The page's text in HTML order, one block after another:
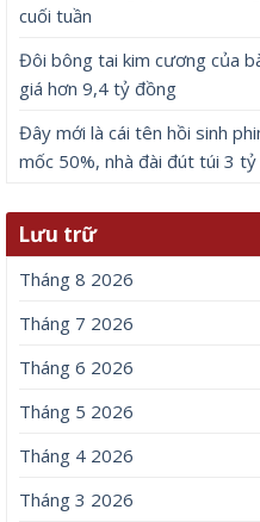
cuối tuần
Đôi bông tai kim cương của
giá hơn 9,4 tỷ đồng
Đây mới là cái tên hồi sinh
mốc 50%, nhà đài đút túi 3
Lưu trữ
Tháng 8 2026
Tháng 7 2026
Tháng 6 2026
Tháng 5 2026
Tháng 4 2026
Tháng 3 2026